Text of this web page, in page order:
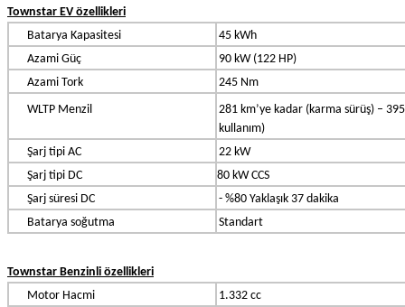
Townstar EV özellikleri
Batarya Kapasitesi
45 kWh
Azami Güç
90 kW (122 HP)
Azami Tork
245 Nm
WLTP Menzil
281 km’ye kadar (karma sürüş) –
kullanım)
Şarj tipi AC
22 kW
Şarj tipi DC
80 kW CCS
Şarj süresi DC
- %80 Yaklaşık 37 dakika
Batarya soğutma
Standart
Townstar Benzinli özellikleri
Motor Hacmi
1.332 cc